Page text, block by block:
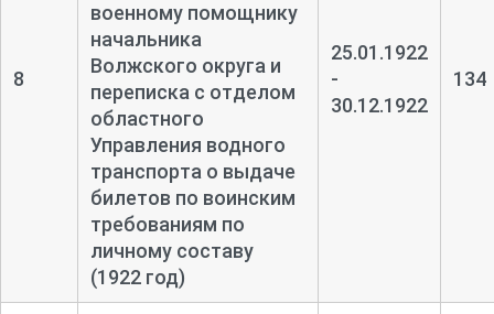
8
военному помощнику
начальника
Волжского округа и
переписка с отделом
областного
Управления водного
транспорта о выдаче
билетов по воинским
требованиям по
личному составу
(1922 год)
25.01.1922
-
30.12.1922
134